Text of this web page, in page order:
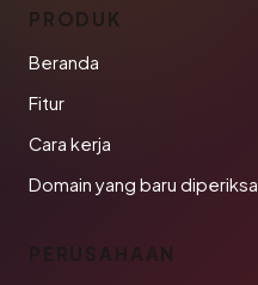
PRODUK
Beranda
Fitur
Cara kerja
Domain yang baru diperiksa
PERUSAHAAN